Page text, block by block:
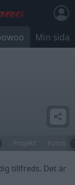
Min sida
Projekt Foton
tillfreds. Det är